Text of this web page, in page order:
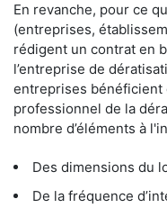
En revanche, pour ce
(entreprises,
rédigent un contrat en
l’entreprise de
entreprises bénéficient
professionnel de la
nombre d’éléments à
Des dimensions du
De la fréquence